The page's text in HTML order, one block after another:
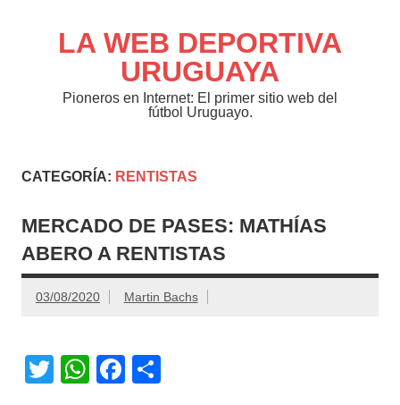
contenidoLA WEB DEPORTIVA
URUGUAYA
Pioneros en Internet: El primer sitio web del
fútbol Uruguayo.
CATEGORÍA: RENTISTAS
MERCADO DE PASES: MATHÍAS
ABERO A RENTISTAS
03/08/2020 Martin Bachs
T
W
F